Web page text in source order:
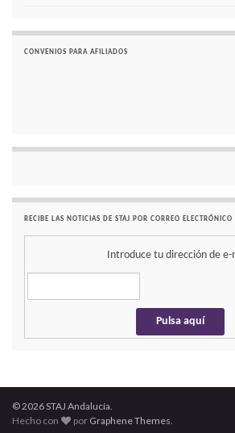
CONVENIOS PARA AFILIADOS